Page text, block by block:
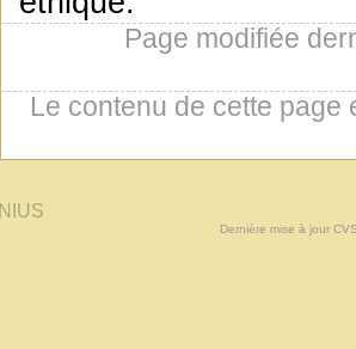
Page modifiée
Le contenu de cette
Dernière mise à jour